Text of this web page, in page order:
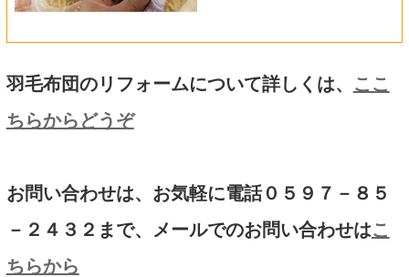
羽毛布団のリフォームについて詳しくは、
ここ
ちらからどうぞ
お問い合わせは、お気軽に電話０５９７－８５
－２４３２まで、メールでのお問い合わせはこ
ちらから